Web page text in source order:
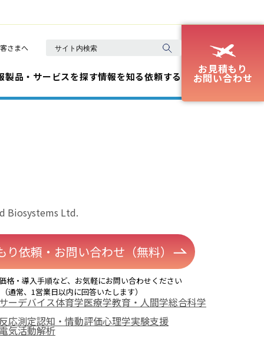
さまへ
製品・サービスを探す情報を知る依頼する
お見積もり
お問い合わせ
Biosystems Ltd.
り依頼・お問い合わせ（無料）
格・導入手順など、お気軽にお問い合わせください
（通常、1営業日以内に回答いたします）
ーデバイス体育学医療学教育・人間学総合科学
応測定認知・情動評価心理学実験支援
気活動解析